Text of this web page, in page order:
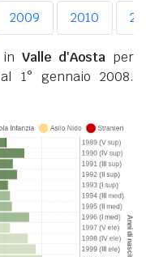
2009 2010
Valle d'Aosta per
1° gennaio 2008.